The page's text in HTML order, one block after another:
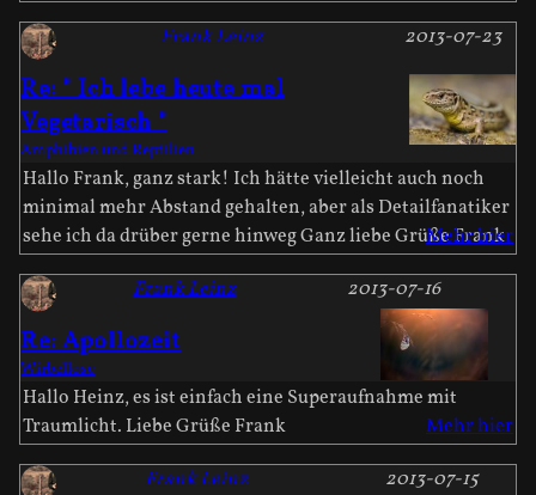
Re: " Ich lebe heute mal
Vegetarisch "
2013-07-23
Frank Leinz
Amphibien und Reptilien
Hallo Frank, ganz stark! Ich hätte vielleicht auch noch
minimal mehr Abstand gehalten, aber als Detailfanatiker
sehe ich da drüber gerne hinweg Ganz liebe Grüße Frank
Mehr hier
Re: Apollozeit
2013-07-16
Frank Leinz
Wirbellose
Hallo Heinz, es ist einfach eine Superaufnahme mit
Traumlicht. Liebe Grüße Frank
Mehr hier
2013-07-15
Frank Leinz